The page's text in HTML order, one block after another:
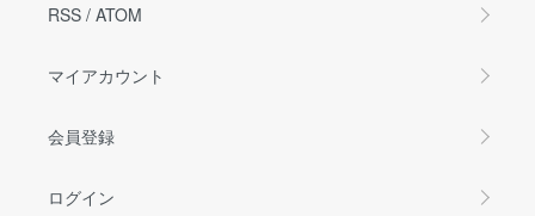
RSS / ATOM
マイアカウント
会員登録
ログイン